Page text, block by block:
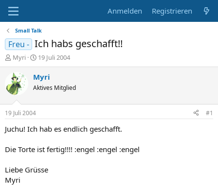
Anmelden Registrieren
Small Talk
Freu - Ich habs geschafft!!
E
r
s
t
e
e
r
Myri
E
r
s
t
e
t
a
19 Juli 2004
Myri
Aktives Mitglied
19 Juli 2004 #1
Juchu! Ich hab es endlich geschafft.
Die Torte ist fertig!!!! :engel :engel :engel
Liebe Grüsse
Myri